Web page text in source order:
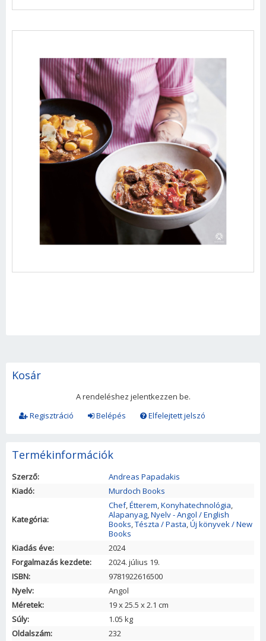
Kosár
A rendeléshez jelentkezzen be.
Regisztráció
Belépés Elfelejtett jelszó
Termékinformációk
Szerző:
Andreas Papadakis
Kiadó:
Murdoch Books
Kategória:
Chef,Étterem,Konyhatechnológia,
Alapanyag,Nyelv - Angol / English
Books,Tészta / Pasta,Új könyvek / New
Books
Kiadás éve:
2024
Forgalmazás kezdete:
2024. július 19.
ISBN:
9781922616500
Nyelv:
Angol
Méretek:
19x25.5 x2.1 cm
Súly:
1.05 kg
Oldalszám:
232